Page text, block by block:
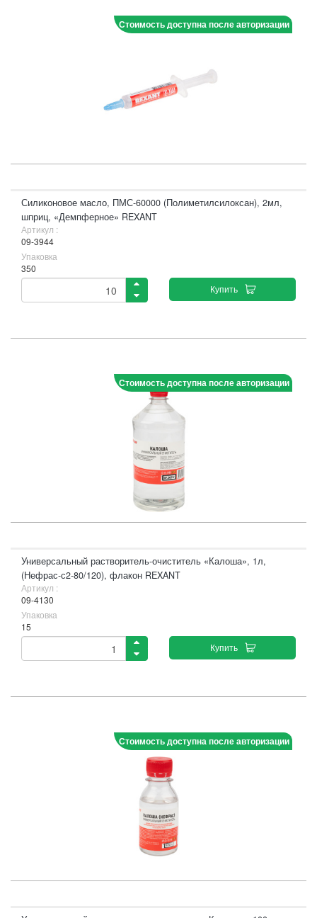
Стоимость доступна после авторизации
Силиконовое масло, ПМС-60000 (Полиметилсилоксан), 2мл,
шприц, «Демпферное» REXANT
Артикул :
09-3944
Упаковка
350
Купить
Стоимость доступна после авторизации
Универсальный растворитель-очиститель «Калоша», 1л,
(Нефрас-с2-80/120), флакон REXANT
Артикул :
09-4130
Упаковка
15
Купить
Стоимость доступна после авторизации